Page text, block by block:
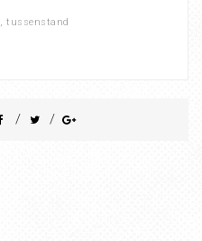
, tussenstand
/ /